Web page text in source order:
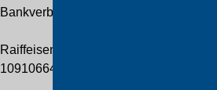
Bankverbindung
Raiffeisenbank Praha
109106648 / 5500